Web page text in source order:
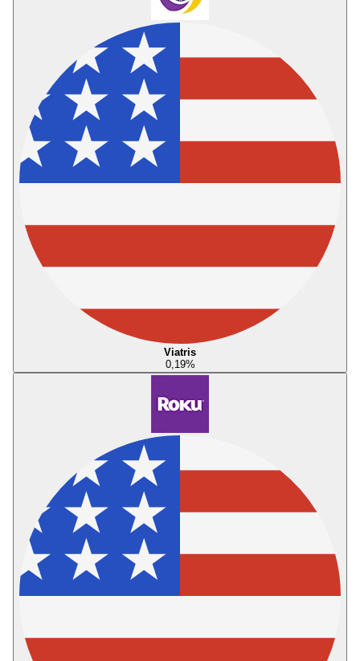
Viatris
0,19%